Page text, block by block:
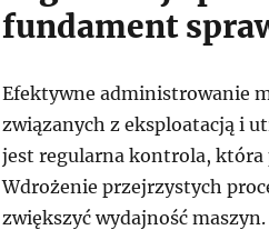
fundament
Efektywne administrowanie
związanych z eksploatacją i
jest regularna kontrola, która
Wdrożenie przejrzystych
zwiększyć wydajność